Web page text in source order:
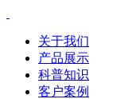
关于我们
产品展示
科普知识
客户案例